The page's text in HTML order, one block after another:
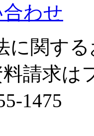
わせ